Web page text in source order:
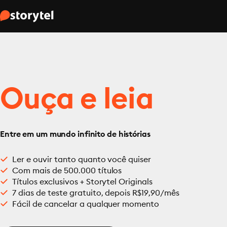
Ouça e leia
Entre em um mundo infinito de histórias
Ler e ouvir tanto quanto você quiser
Com mais de 500.000 títulos
Títulos exclusivos + Storytel Originals
7 dias de teste gratuito, depois R$19,90/mês
Fácil de cancelar a qualquer momento